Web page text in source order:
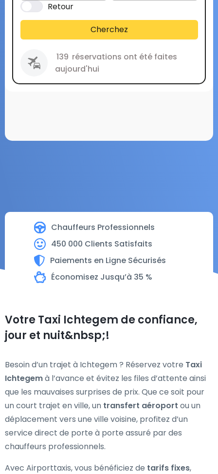
Chauffeurs Professionnels
450 000 Clients Satisfaits
Paiements en Ligne Sécurisés
Économisez Jusqu’à 35 %
Retour
Cherchez
139 réservations ont été faites
aujourd'hui
Votre Taxi Ichtegem de confiance,
jour et nuit&nbsp;!
Besoin d’un trajet à Ichtegem ? Réservez votre Taxi
Ichtegemà l’avance et évitez les files d’attente ainsi
que les mauvaises surprises de prix. Que ce soit pour
un court trajet en ville, un transfert aéroport ou un
déplacement vers une ville voisine, profitez d’un
service direct de porte à porte assuré par des
chauffeurs professionnels.
Avec Airporttaxis, vous bénéficiez de tarifs fixes,